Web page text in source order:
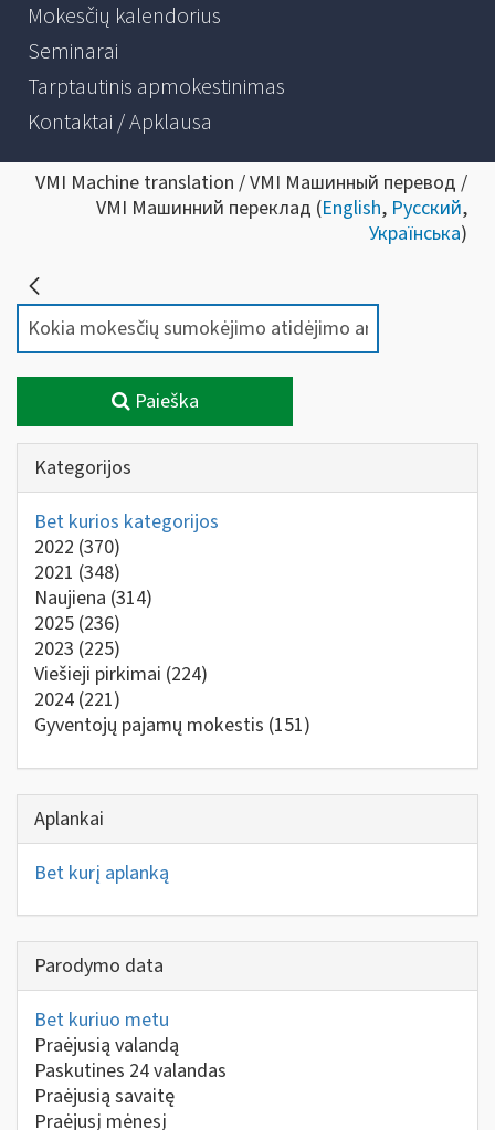
Mokesčių kalendorius
Seminarai
Tarptautinis apmokestinimas
Kontaktai / Apklausa
VMI Machine translation / VMI Машинный перевод /
VMI Машинний переклад (English, Русский,
Українська)
Paieška
Kategorijos
Bet kurios kategorijos
2022 (370)
2021 (348)
Naujiena (314)
2025 (236)
2023 (225)
Viešieji pirkimai (224)
2024 (221)
Gyventojų pajamų mokestis (151)
Aplankai
Bet kurį aplanką
Parodymo data
Bet kuriuo metu
Praėjusią valandą
Paskutines 24 valandas
Praėjusią savaitę
Praėjusį mėnesį